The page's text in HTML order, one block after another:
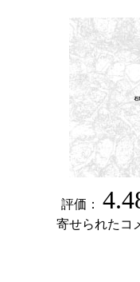
評価：
寄せられたコ